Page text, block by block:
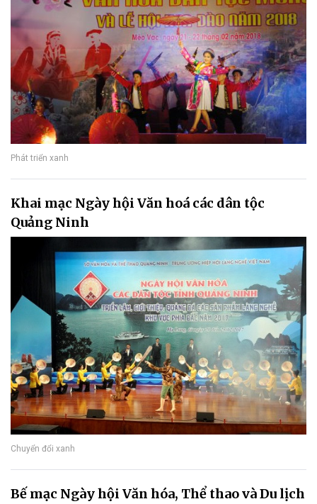
Phát triển xanh
Khai mạc Ngày hội Văn hoá các dân tộc
Quảng Ninh
Chuyển đổi xanh
Bế mạc Ngày hội Văn hóa, Thể thao và Du lịch